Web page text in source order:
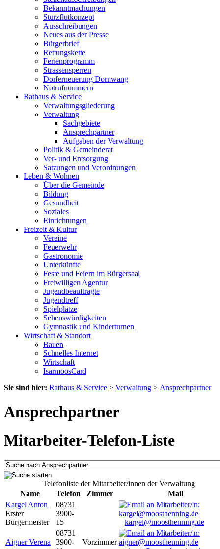
Bekanntmachungen
Sturzflutkonzept
Ausschreibungen
Neues aus der Presse
Bürgerbrief
Rettungskette
Ferienprogramm
Strassensperren
Dorferneuerung Dornwang
Notrufnummern
Rathaus & Service
Verwaltungsgliederung
Verwaltung
Sachgebiete
Ansprechpartner
Aufgaben der Verwaltung
Politik & Gemeinderat
Ver- und Entsorgung
Satzungen und Verordnungen
Leben & Wohnen
Über die Gemeinde
Bildung
Gesundheit
Soziales
Einrichtungen
Freizeit & Kultur
Vereine
Feuerwehr
Gastronomie
Unterkünfte
Feste und Feiern im Bürgersaal
Freiwilligen Agentur
Jugendbeauftragte
Jugendtreff
Spielplätze
Sehenswürdigkeiten
Gymnastik und Kinderturnen
Wirtschaft & Standort
Bauen
Schnelles Internet
Wirtschaft
IsarmoosCard
Sie sind hier: Rathaus & Service > Verwaltung > Ansprechpartner
Ansprechpartner
Mitarbeiter-Telefon-Liste
Telefonliste der Mitarbeiter/innen der Verwaltung
Name
Telefon Zimmer
Mail
Kargel Anton
Erster
Bürgermeister
08731
3900-
15
kargel@moosthenning.de
Aigner Verena
08731
3900-
Vorzimmer